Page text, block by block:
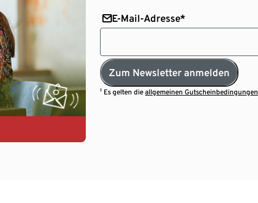
E-Mail-Adresse*
Zum Newsletter anmelden
¹ Es gelten dieallgemeinen Gutscheinbedingungen